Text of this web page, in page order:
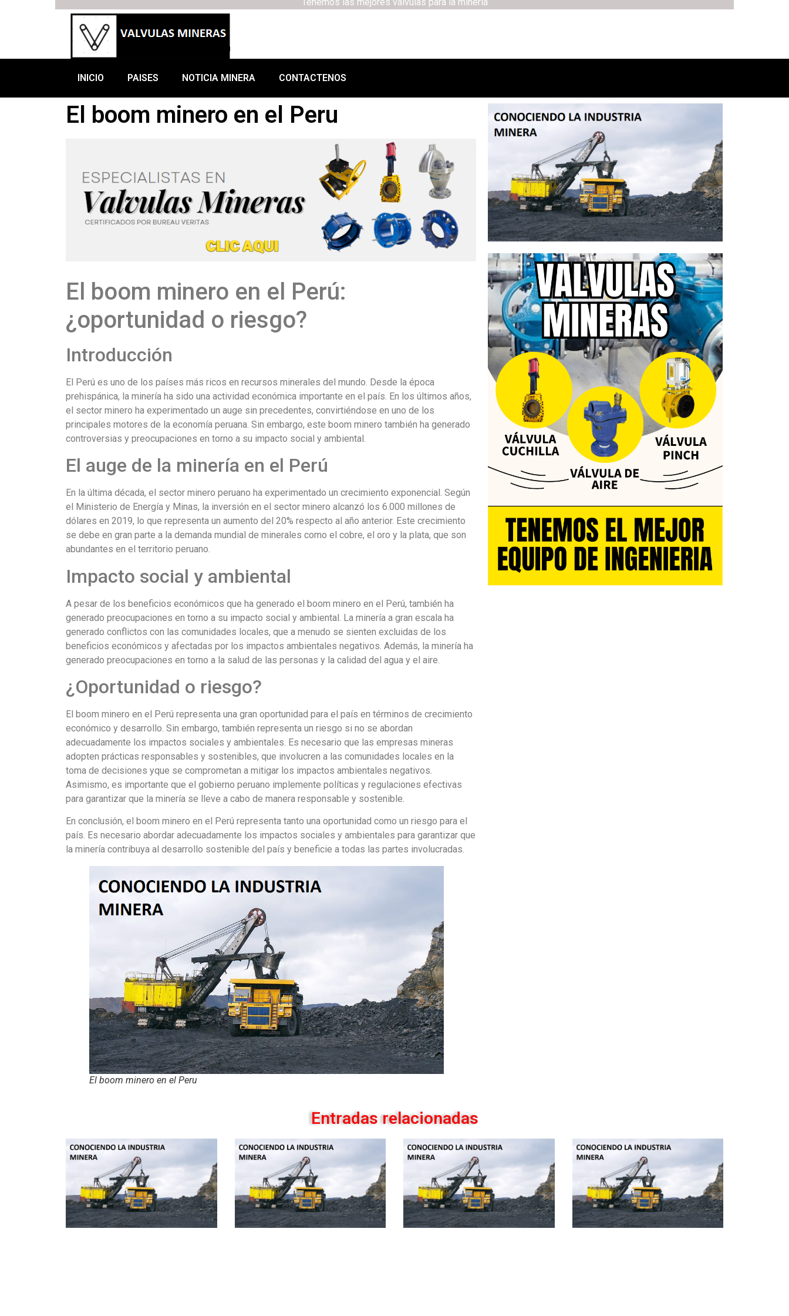
INICIO PAISES NOTICIA MINERA CONTACTENOS
El boom minero en el Peru
El boom minero en el Perú:
¿oportunidad o riesgo?
Introducción
El Perú es uno de los países más ricos en recursos minerales del mundo. Desde la época
prehispánica, la minería ha sido una actividad económica importante en el país. En los últimos años,
el sector minero ha experimentado un auge sin precedentes, convirtiéndose en uno de los
principales motores de la economía peruana. Sin embargo, este boom minero también ha generado
controversias y preocupaciones en torno a su impacto social y ambiental.
El auge de la minería en el Perú
En la última década, el sector minero peruano ha experimentado un crecimiento exponencial. Según
el Ministerio de Energía y Minas, la inversión en el sector minero alcanzó los 6.000 millones de
dólares en 2019, lo que representa un aumento del 20% respecto al año anterior. Este crecimiento
se debe en gran parte a la demanda mundial de minerales como el cobre, el oro y la plata, que son
abundantes en el territorio peruano.
Impacto social y ambiental
A pesar de los beneficios económicos que ha generado el boom minero en el Perú, también ha
generado preocupaciones en torno a su impacto social y ambiental. La minería a gran escala ha
generado conflictos con las comunidades locales, que a menudo se sienten excluidas de los
beneficios económicos y afectadas por los impactos ambientales negativos. Además, la minería ha
generado preocupaciones en torno a la salud de las personas y la calidad del agua y el aire.
¿Oportunidad o riesgo?
El boom minero en el Perú representa una gran oportunidad para el país en términos de crecimiento
económico y desarrollo. Sin embargo, también representa un riesgo si no se abordan
adecuadamente los impactos sociales y ambientales. Es necesario que las empresas mineras
adopten prácticas responsables y sostenibles, que involucren a las comunidades locales en la
toma de decisiones yque se comprometan a mitigar los impactos ambientales negativos.
Asimismo, es importante que el gobierno peruano implemente políticas y regulaciones efectivas
para garantizar que la minería se lleve a cabo de manera responsable y sostenible.
En conclusión, el boom minero en el Perú representa tanto una oportunidad como un riesgo para el
país. Es necesario abordar adecuadamente los impactos sociales y ambientales para garantizar que
la minería contribuya al desarrollo sostenible del país y beneficie a todas las partes involucradas.
El boom minero en el Peru
Entradas relacionadas